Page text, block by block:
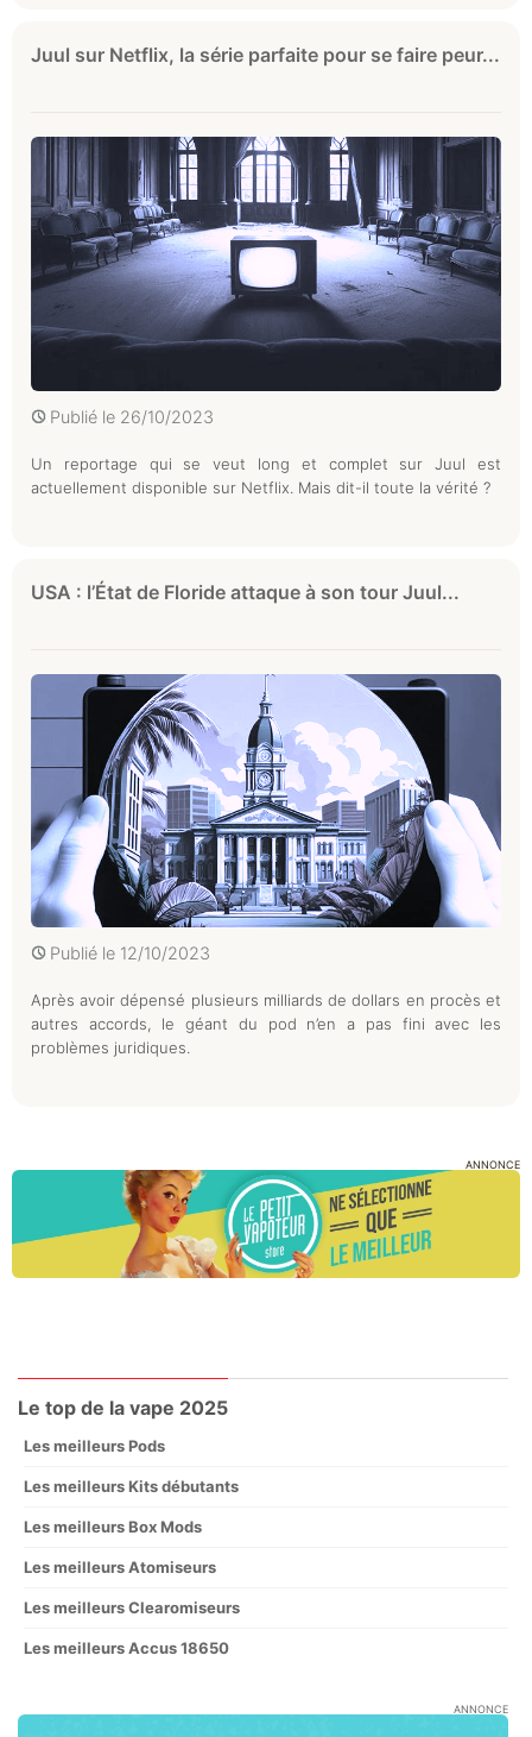
Juul sur Netflix, la série parfaite pour se faire peur...
Publié le 26/10/2023
Un reportage qui se veut long et complet sur Juul est
actuellement disponible sur Netflix. Mais dit-il toute la vérité ?
USA : l’État de Floride attaque à son tour Juul...
Publié le 12/10/2023
Après avoir dépensé plusieurs milliards de dollars en procès et
autres accords, le géant du pod n’en a pas fini avec les
problèmes juridiques.
ANNONCE
Le top de la vape 2025
Les meilleurs Pods
Les meilleurs Kits débutants
Les meilleurs Box Mods
Les meilleurs Atomiseurs
Les meilleurs Clearomiseurs
Les meilleurs Accus 18650
ANNONCE